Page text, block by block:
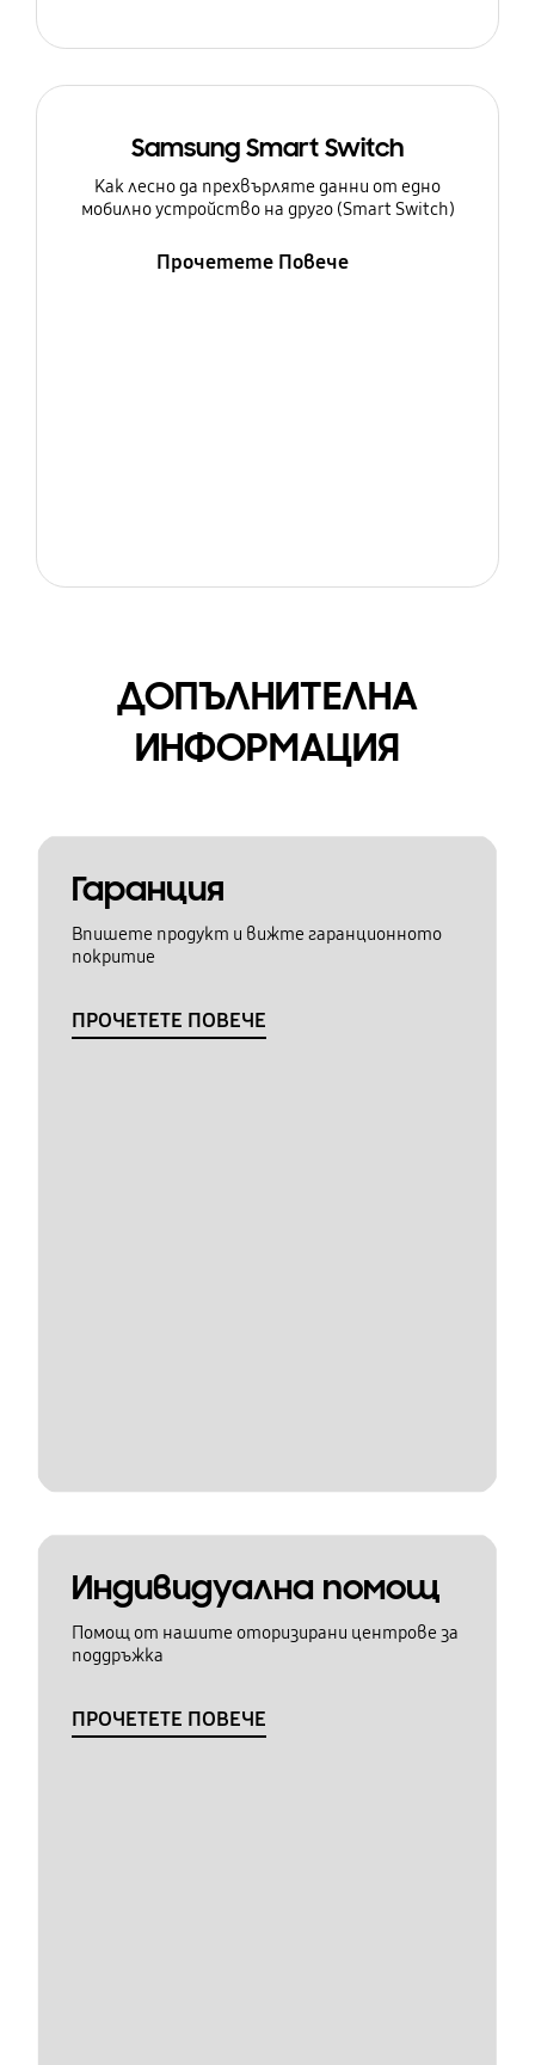
Samsung Smart Switch
Как лесно да прехвърляте данни от едно
мобилно устройство на друго (Smart Switch)
Прочетете Повече
ДОПЪЛНИТЕЛНА
ИНФОРМАЦИЯ
Гаранция
Впишете продукт и вижте гаранционното
покритие
ПРОЧЕТЕТЕ ПОВЕЧЕ
Индивидуална помощ
Помощ от нашите оторизирани центрове за
поддръжка
ПРОЧЕТЕТЕ ПОВЕЧЕ